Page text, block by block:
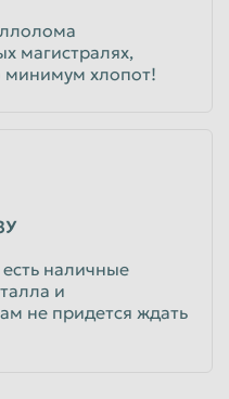
магистралях,
минимум хлопот!
наличные
и
не придется ждать